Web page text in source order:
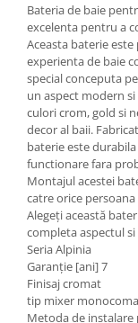
Bateria de baie
excelenta pentru a
Aceasta baterie
experienta de baie
special conceputa
un aspect modern
culori crom, gold si
decor al baii.
baterie este
functionare fara
Montajul acestei
catre orice
Alegeți această
completa aspectul
Seria Alpinia
Garanție [ani] 7
Finisaj cromat
tip mixer
Metoda de instalare